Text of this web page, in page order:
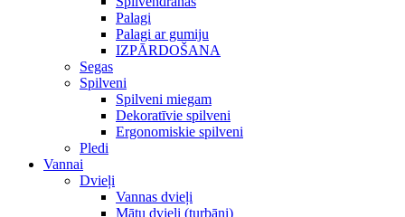
Palagi
Palagi ar gumiju
IZPĀRDOŠANA
Segas
Spilveni
Spilveni miegam
Dekoratīvie spilveni
Ergonomiskie spilveni
Pledi
Vannai
Dvieļi
Vannas dvieļi
Mātu dvieli (turbāni)